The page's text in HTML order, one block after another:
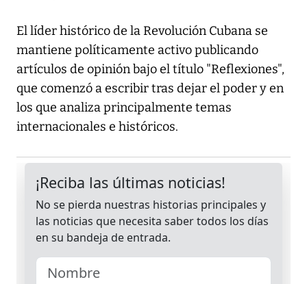
El líder histórico de la Revolución Cubana se
mantiene políticamente activo publicando
artículos de opinión bajo el título "Reflexiones",
que comenzó a escribir tras dejar el poder y en
los que analiza principalmente temas
internacionales e históricos.